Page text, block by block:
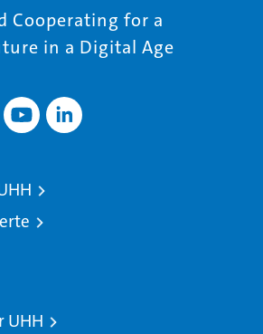
Cooperating for a
in a Digital Age
UHH